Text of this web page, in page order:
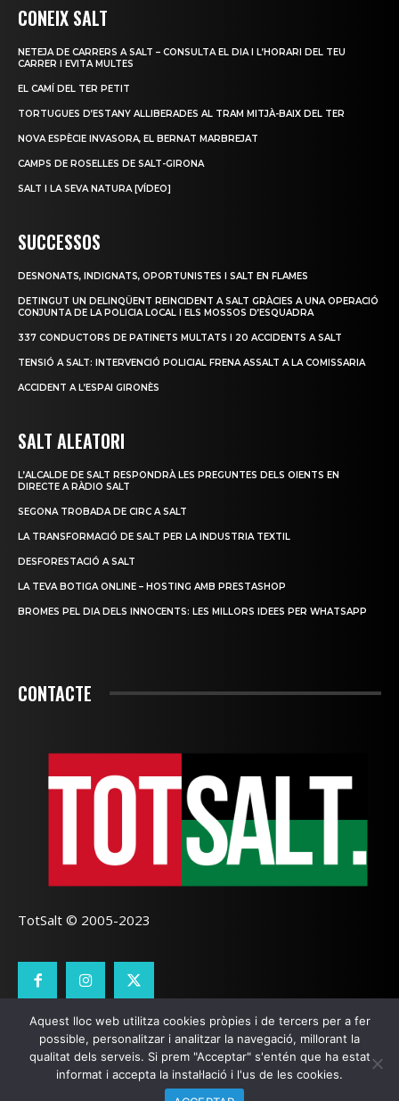
CONEIX SALT
NETEJA DE CARRERS A SALT – CONSULTA EL DIA I L’HORARI DEL TEU
CARRER I EVITA MULTES
EL CAMÍ DEL TER PETIT
TORTUGUES D’ESTANY ALLIBERADES AL TRAM MITJÀ-BAIX DEL TER
NOVA ESPÈCIE INVASORA, EL BERNAT MARBREJAT
CAMPS DE ROSELLES DE SALT-GIRONA
SALT I LA SEVA NATURA [VÍDEO]
SUCCESSOS
DESNONATS, INDIGNATS, OPORTUNISTES I SALT EN FLAMES
DETINGUT UN DELINQÜENT REINCIDENT A SALT GRÀCIES A UNA OPERACIÓ
CONJUNTA DE LA POLICIA LOCAL I ELS MOSSOS D’ESQUADRA
337 CONDUCTORS DE PATINETS MULTATS I 20 ACCIDENTS A SALT
TENSIÓ A SALT: INTERVENCIÓ POLICIAL FRENA ASSALT A LA COMISSARIA
ACCIDENT A L’ESPAI GIRONÈS
SALT ALEATORI
L’ALCALDE DE SALT RESPONDRÀ LES PREGUNTES DELS OIENTS EN
DIRECTE A RÀDIO SALT
SEGONA TROBADA DE CIRC A SALT
LA TRANSFORMACIÓ DE SALT PER LA INDUSTRIA TEXTIL
DESFORESTACIÓ A SALT
LA TEVA BOTIGA ONLINE – HOSTING AMB PRESTASHOP
BROMES PEL DIA DELS INNOCENTS: LES MILLORS IDEES PER WHATSAPP
CONTACTE
TotSalt © 2005-2023
CONTACTE TOTSALT AVÍS LEGAL GALETES
SEO LOCALI PÀGINES WEB GIRONA ZOOOMWEB
Aquest lloc web utilitza cookies pròpies i de tercers per a fer
possible, personalitzar i analitzar la navegació, millorant la
qualitat dels serveis. Si prem "Acceptar" s'entén que ha estat
informat i accepta la instal·lació i l'us de les cookies.